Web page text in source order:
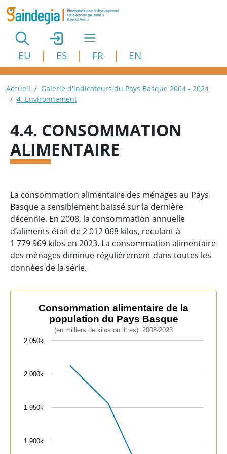
Aller au contenu principal
EU ES FR EN
Fil d'Ariane
Accueil
Galerie d'indicateurs du Pays Basque 2004 - 2024
4. Environnement
4.4. CONSOMMATION
ALIMENTAIRE
La consommation alimentaire des ménages au Pays
Basque a sensiblement baissé sur la dernière
décennie. En 2008, la consommation annuelle
d’aliments était de 2 012 068 kilos, reculant à
1 779 969 kilos en 2023. La consommation alimentaire
des ménages diminue régulièrement dans toutes les
données de la série.
Consommation alimentaire de la population du Pays
Line chart with 4 data points.
(en milliers de kilos ou litres). 2008-2023
Consommation alimentaire de la
population du Pays Basque
(en milliers de kilos ou litres). 2008-2023
1 900k
1 950k
2 000k
2 050k